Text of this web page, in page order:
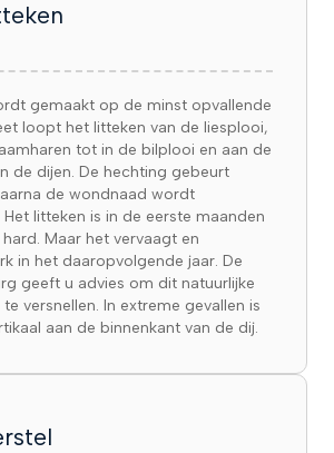
gemaakt op de minst opvallende
loopt het litteken van de liesplooi,
tot in de bilplooi en aan de
de dijen. De hechting gebeurt
de wondnaad wordt
litteken is in de eerste maanden
Maar het vervaagt en
in het daaropvolgende jaar. De
geeft u advies om dit natuurlijke
versnellen. In extreme gevallen is
aan de binnenkant van de dij.